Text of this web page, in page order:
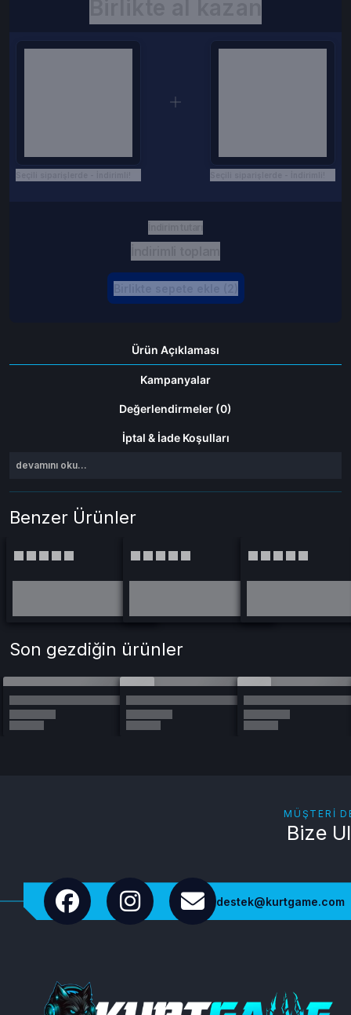
Ürün Açıklaması
Kampanyalar
Değerlendirmeler (0)
İptal & İade Koşulları
devamını oku...
Benzer Ürünler
Son gezdiğin ürünler
MÜŞTERI
Bize
destek@kurtgame.com